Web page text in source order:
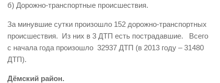
Памятки населению
Как стать спасателем
Уголок гражданской обороны
Пресс-центр
СМИ о нас
б) Дорожно-транспортные происшествия.
За минувшие сутки произошло 152 дорожно-транспортных
происшествия. Из них в 3 ДТП есть пострадавшие. Всего
с начала года произошло 32937 ДТП (в 2013 году – 31480
ДТП).
Дёмский район.